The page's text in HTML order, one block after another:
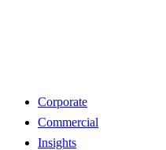
Corporate
Commercial
Insights